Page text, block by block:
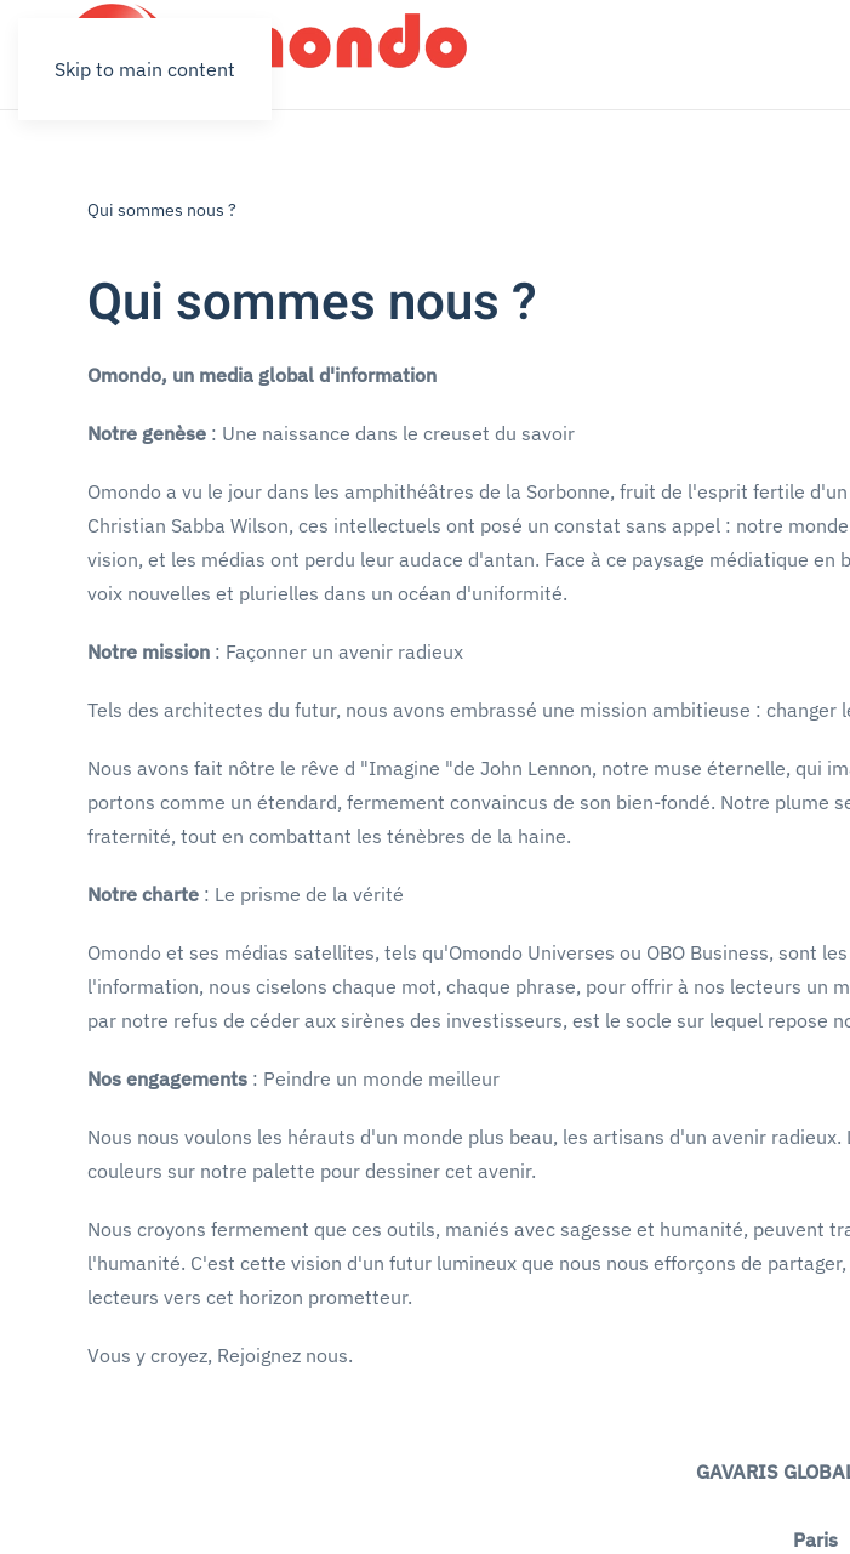
Skip to main content
Qui sommes nous ?
Qui sommes nous ?
Omondo, un media global d'information
Notre genèse : Une naissance dans le creuset du savoir
Omondo a vu le jour dans les amphithéâtres de la Sorbonne, fruit de l'esprit fertile
Christian Sabba Wilson, ces intellectuels ont posé un constat sans appel : notre
vision, et les médias ont perdu leur audace d'antan. Face à ce paysage médiatique
voix nouvelles et plurielles dans un océan d'uniformité.
Notre mission : Façonner un avenir radieux
Tels des architectes du futur, nous avons embrassé une mission ambitieuse : changer
Nous avons fait nôtre le rêve d "Imagine "de John Lennon, notre muse éternelle, qui
portons comme un étendard, fermement convaincus de son bien-fondé. Notre plume
fraternité, tout en combattant les ténèbres de la haine.
Notre charte : Le prisme de la vérité
Omondo et ses médias satellites, tels qu'Omondo Universes ou OBO Business, sont
l'information, nous ciselons chaque mot, chaque phrase, pour offrir à nos lecteurs
par notre refus de céder aux sirènes des investisseurs, est le socle sur lequel repose
Nos engagements : Peindre un monde meilleur
Nous nous voulons les hérauts d'un monde plus beau, les artisans d'un avenir
couleurs sur notre palette pour dessiner cet avenir.
Nous croyons fermement que ces outils, maniés avec sagesse et humanité,
l'humanité. C'est cette vision d'un futur lumineux que nous nous efforçons de
lecteurs vers cet horizon prometteur.
Vous y croyez, Rejoignez nous.
GAVARIS
Paris